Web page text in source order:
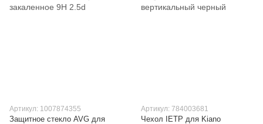
Артикул: 1007874355
Защитное стекло AVG для
Артикул: 784003681
Чехол IETP для Kiano